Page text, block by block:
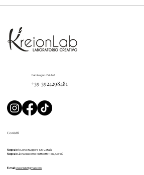
Contatti
Negozio 1:Corso Ruggero 105, Cefalù
Negozio 2:via Giacomo Matteotti 11 bis, Cefalù
E-mail: kreionlab@gmail.com
Hai bisogno d'aiuto?
+39 3924298481